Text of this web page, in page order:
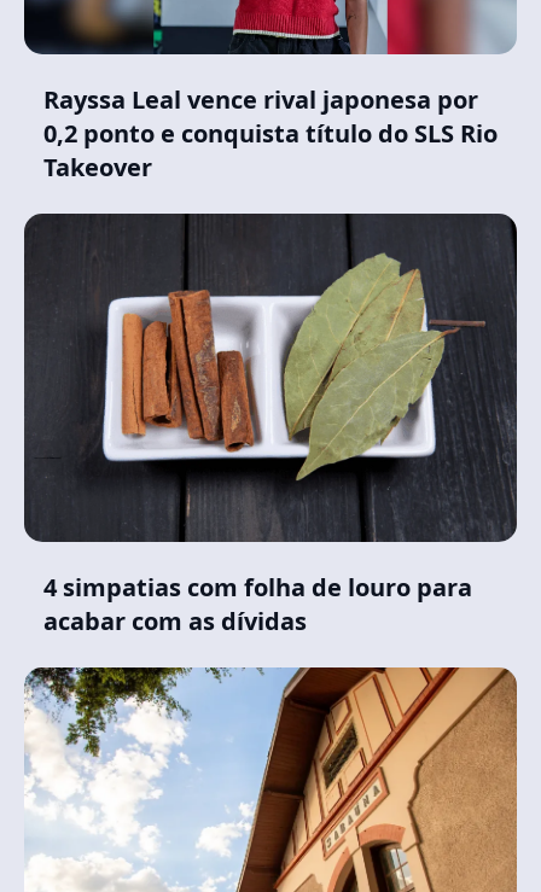
Rayssa Leal vence rival japonesa por
0,2 ponto e conquista título do SLS Rio
Takeover
4 simpatias com folha de louro para
acabar com as dívidas